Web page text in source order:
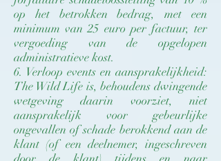
op het betrokken bedrag, met een
minimum van 25 euro per factuur, ter
vergoeding van de opgelopen
administratieve kost.
6. Verloop events en aansprakelijkheid:
The Wild Life is, behoudens dwingende
wetgeving daarin voorziet, niet
aansprakelijk voor gebeurlijke
ongevallen of schade berokkend aan de
klant (of een deelnemer, ingeschreven